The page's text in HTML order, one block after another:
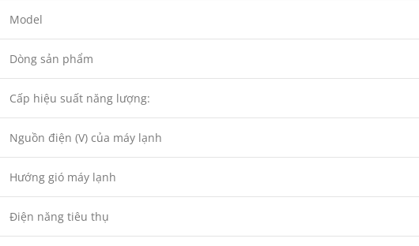
Model
Dòng sản phẩm
Cấp hiệu suất năng lượng:
Nguồn điện (V) của máy lạnh
Hướng gió máy lạnh
Điện năng tiêu thụ